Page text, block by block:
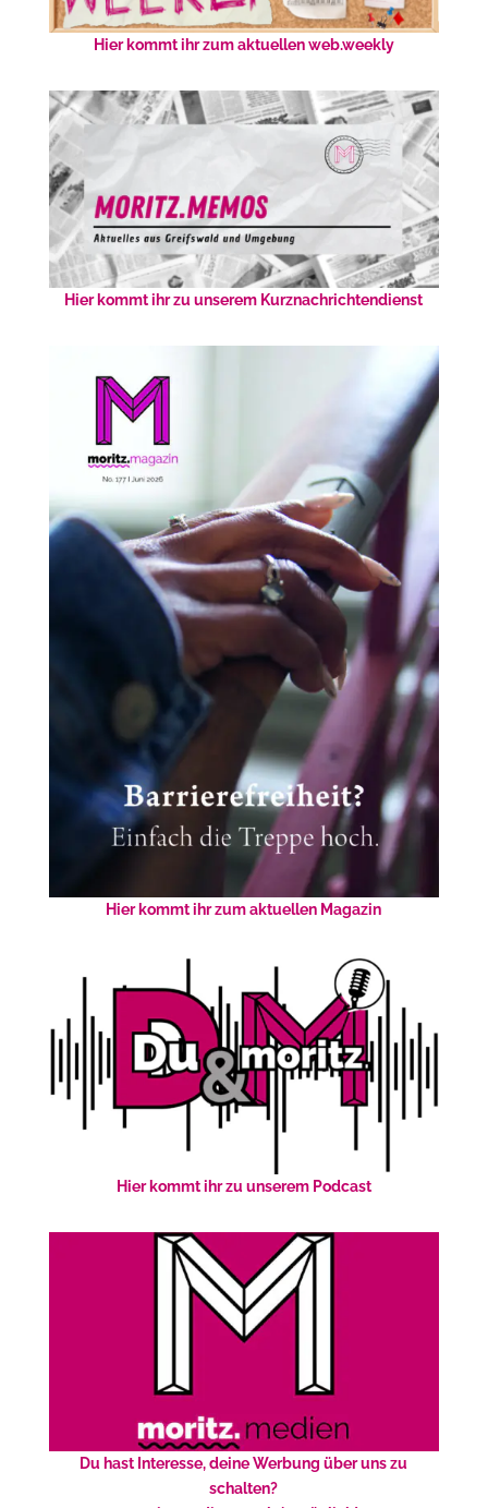
Hier kommt ihr zum aktuellen web.weekly
Hier kommt ihr zu unserem Kurznachrichtendienst
Hier kommt ihr zum aktuellen Magazin
Hier kommt ihr zu unserem Podcast
Du hast Interesse, deine Werbung über uns zu
schalten?